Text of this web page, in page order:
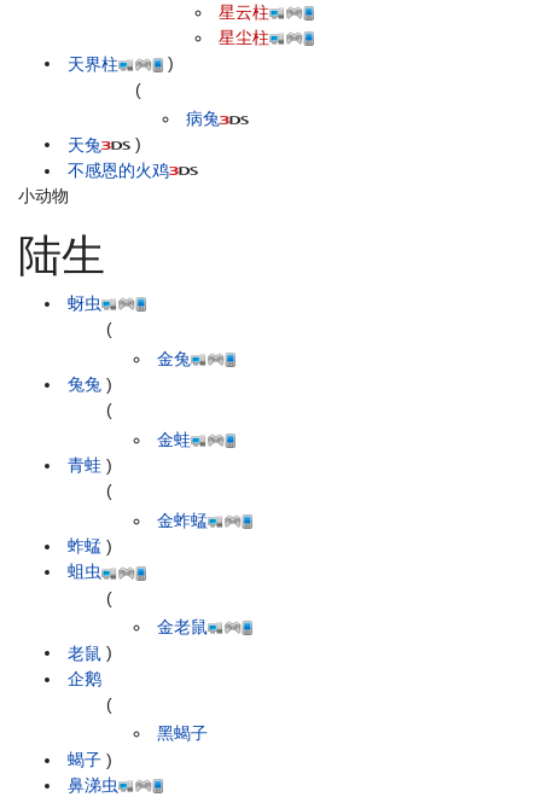
天界柱
星云柱
星尘柱
)
天兔
(
病兔
)
不感恩的火鸡
小动物
陆生
蚜虫
兔兔
(
金兔
)
青蛙
(
金蛙
)
蚱蜢
(
金蚱蜢
)
蛆虫
老鼠
(
金老鼠
)
企鹅
蝎子
(
黑蝎子
)
鼻涕虫